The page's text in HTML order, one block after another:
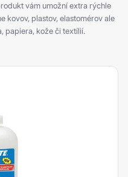
vám umožní extra rýchle
kovov, plastov, elastomérov ale
papiera, kože či textílií.